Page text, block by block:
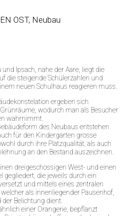
OST, Neubau
Ipsach, nahe der Aare, liegt die
die steigende Schülerzahlen und
neuen Schulhaus reagieren muss.
ergeben sich
wodurch man als Besucher
wahrnimmt.
des Neubaus entstehen
für den Kindergarten grosse
durch ihre Platzqualität, als auch
an den Bestand auszeichnen.
dreigeschossigen West- und einen
gegliedert, die jeweils durch ein
und mittels eines zentralen
als innenliegender Pausenhof,
Belichtung dient.
einer Orangerie, bepflanzt